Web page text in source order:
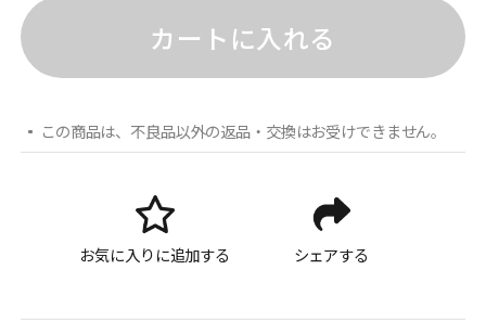
カートに入れる
この商品は、不良品以外の返品・交換はお受けできません。
お気に入りに追加する シェアする